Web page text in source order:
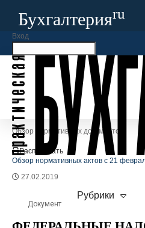
Бухгалтерияru
Бухгалтерияru
Бератор
Учет
Налоги
Зарплата
Сотрудники
Регулирование
Проверки
Арбитраж
СПЕЦПРОЕКТЫ
Требования-2025
Вход
Запомнить меня
Забыли свой пароль?
Войти
Регистрация
Бухгалтерия
.ru
Рубрики
Обзор нормативных документов
Распечатать
Обзор нормативных актов с 21
27.02.2019
Документ